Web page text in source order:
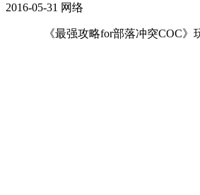
2016-05-31 网络
《最强攻略for部落冲突COC》